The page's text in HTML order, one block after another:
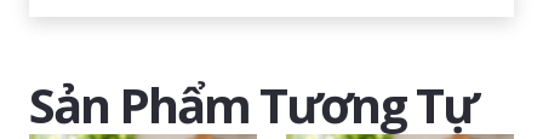
Sản Phẩm Tương Tự